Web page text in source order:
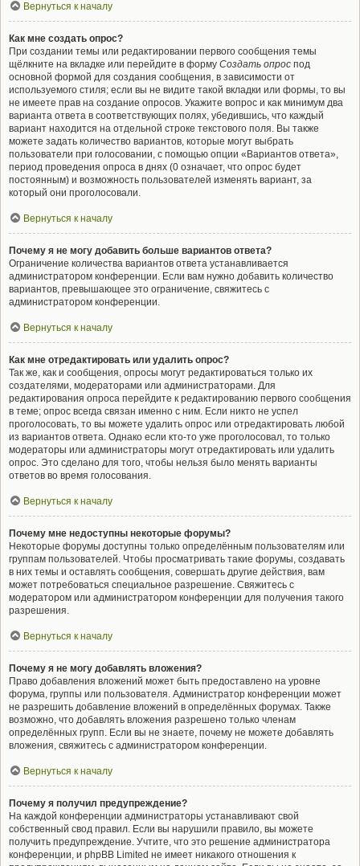
Вернуться к началу
Как мне создать опрос?
При создании темы или редактировании первого сообщения темы
щёлкните на вкладке или перейдите в форму Создать опрос под
основной формой для создания сообщения, в зависимости от
используемого стиля; если вы не видите такой вкладки или формы, то вы
не имеете прав на создание опросов. Укажите вопрос и как минимум два
варианта ответа в соответствующих полях, убедившись, что каждый
вариант находится на отдельной строке текстового поля. Вы также
можете задать количество вариантов, которые могут выбрать
пользователи при голосовании, с помощью опции «Вариантов ответа»,
период проведения опроса в днях (0 означает, что опрос будет
постоянным) и возможность пользователей изменять вариант, за
который они проголосовали.
Вернуться к началу
Почему я не могу добавить больше вариантов ответа?
Ограничение количества вариантов ответа устанавливается
администратором конференции. Если вам нужно добавить количество
вариантов, превышающее это ограничение, свяжитесь с
администратором конференции.
Вернуться к началу
Как мне отредактировать или удалить опрос?
Так же, как и сообщения, опросы могут редактироваться только их
создателями, модераторами или администраторами. Для
редактирования опроса перейдите к редактированию первого сообщения
в теме; опрос всегда связан именно с ним. Если никто не успел
проголосовать, то вы можете удалить опрос или отредактировать любой
из вариантов ответа. Однако если кто-то уже проголосовал, то только
модераторы или администраторы могут отредактировать или удалить
опрос. Это сделано для того, чтобы нельзя было менять варианты
ответов во время голосования.
Вернуться к началу
Почему мне недоступны некоторые форумы?
Некоторые форумы доступны только определённым пользователям или
группам пользователей. Чтобы просматривать такие форумы, создавать
в них темы и оставлять сообщения, совершать другие действия, вам
может потребоваться специальное разрешение. Свяжитесь с
модератором или администратором конференции для получения такого
разрешения.
Вернуться к началу
Почему я не могу добавлять вложения?
Право добавления вложений может быть предоставлено на уровне
форума, группы или пользователя. Администратор конференции может
не разрешить добавление вложений в определённых форумах. Также
возможно, что добавлять вложения разрешено только членам
определённых групп. Если вы не знаете, почему не можете добавлять
вложения, свяжитесь с администратором конференции.
Вернуться к началу
Почему я получил предупреждение?
На каждой конференции администраторы устанавливают свой
собственный свод правил. Если вы нарушили правило, вы можете
получить предупреждение. Учтите, что это решение администратора
конференции, и phpBB Limited не имеет никакого отношения к